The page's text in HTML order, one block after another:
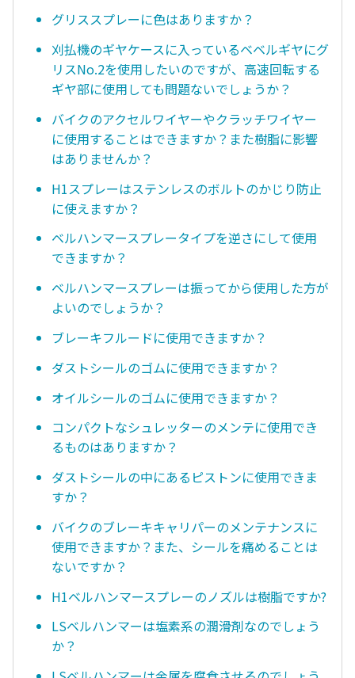
グリススプレーに色はありますか？
刈払機のギヤケースに入っているベベルギヤにグ
リスNo.2を使用したいのですが、高速回転する
ギヤ部に使用しても問題ないでしょうか？
バイクのアクセルワイヤーやクラッチワイヤー
に使用することはできますか？また樹脂に影響
はありませんか？
H1スプレーはステンレスのボルトのかじり防止
に使えますか？
ベルハンマースプレータイプを逆さにして使用
できますか？
ベルハンマースプレーは振ってから使用した方が
よいのでしょうか？
ブレーキフルードに使用できますか？
ダストシールのゴムに使用できますか？
オイルシールのゴムに使用できますか？
コンパクトなシュレッターのメンテに使用でき
るものはありますか？
ダストシールの中にあるピストンに使用できま
すか？
バイクのブレーキキャリパーのメンテナンスに
使用できますか？また、シールを痛めることは
ないですか？
H1ベルハンマースプレーのノズルは樹脂ですか?
LSベルハンマーは塩素系の潤滑剤なのでしょう
か？